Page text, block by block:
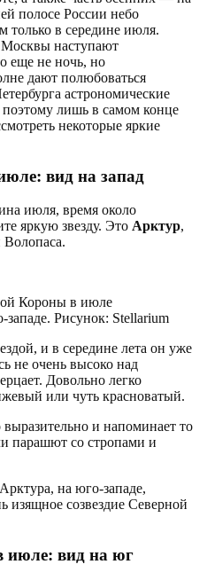
полосе России небо
только в середине июля.
наступают
еще не ночь, но
дают полюбоваться
астрономические
поэтому лишь в самом конце
некоторые яркие
вид на запад
июля, время около
яркую звезду. Это Арктур,
Волопаса.
Короны в июле
Рисунок: Stellarium
и в середине лета он уже
не очень высоко над
Довольно легко
или чуть красноватый.
и напоминает то
парашют со стропами и
на юго-западе,
изящное созвездие Северной
июле: вид на юг